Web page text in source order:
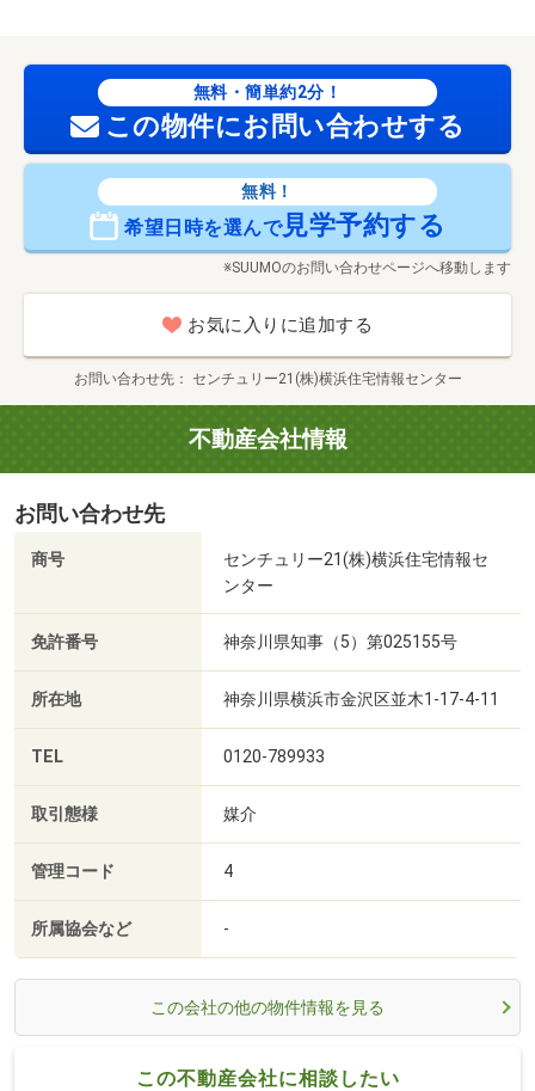
無料・簡単約2分！
この物件にお問い合わせする
無料！
希望日時を選んで見学予約する
※SUUMOのお問い合わせページへ移動します
お気に入りに追加する
お問い合わせ先 センチュリー21(株)横浜住宅情報センター
不動産会社情報
お問い合わせ先
商号
センチュリー21(株)横浜住宅情報セ
ンター
免許番号 神奈川県知事（5）第025155号
所在地 神奈川県横浜市金沢区並木1-17-4-11
TEL 0120-789933
取引態様 媒介
管理コード 4
所属協会など -
この会社の他の物件情報を見る
この不動産会社に相談したい